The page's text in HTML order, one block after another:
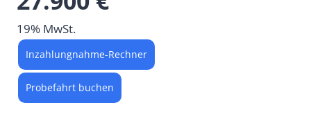
19% MwSt.
Inzahlungnahme-Rechner
Probefahrt buchen